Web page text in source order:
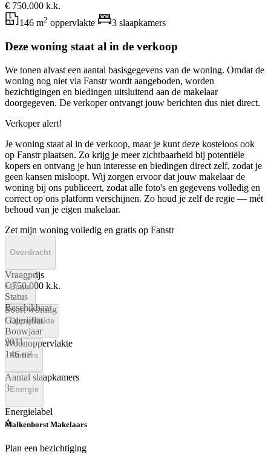
€ 750.000 k.k.
146 m2 oppervlakte 3 slaapkamers
Deze woning staat al in de verkoop
We tonen alvast een aantal basisgegevens van de woning. Omdat de
woning nog niet via Fanstr wordt aangeboden, worden
bezichtigingen en biedingen uitsluitend aan de makelaar
doorgegeven. De verkoper ontvangt jouw berichten dus niet direct.
Verkoper alert!
Je woning staat al in de verkoop, maar je kunt deze kosteloos ook
op Fanstr plaatsen. Zo krijg je meer zichtbaarheid bij potentiële
kopers en ontvang je hun interesse en biedingen direct zelf, zodat je
geen kansen misloopt. Wij zorgen ervoor dat jouw makelaar de
woning bij ons publiceert, zodat alle foto's en gegevens volledig en
correct op ons platform verschijnen. Zo houd je zelf de regie — mét
behoud van je eigen makelaar.
Zet mijn woning volledig en gratis op Fanstr
Overdracht
Vraagprijs
€ 750.000 k.k.
Status
Beschikbaar
Bouw
Soort woning
Galerijflat
Bouwjaar
2011
Oppervlakte
Woonoppervlakte
146 m²
Kamers
Aantal slaapkamers
3 Energie
Energielabel
A
Malkenhorst Makelaars
Plan een bezichtiging